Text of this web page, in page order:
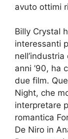
avuto ottimi
Billy Crystal
interessanti
anni ’90, ha
due film.
Night, che
interpretare
romantica
De Niro in